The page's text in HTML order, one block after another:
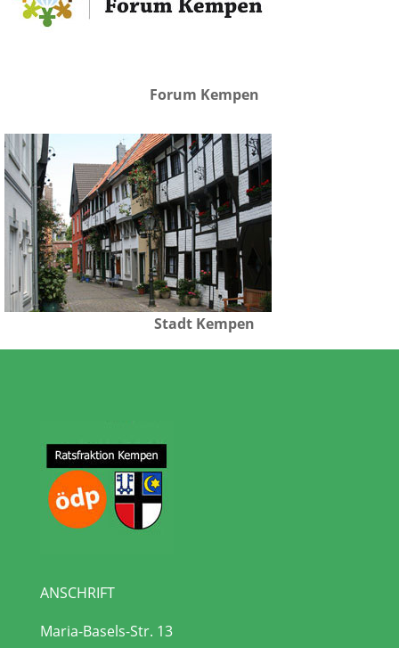
Forum Kempen
Stadt Kempen
ANSCHRIFT
Maria-Basels-Str. 13